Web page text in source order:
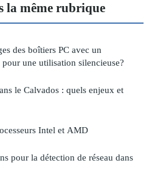
même rubrique
des boîtiers PC avec un
une utilisation silencieuse?
le Calvados : quels enjeux et
Intel et AMD
pour la détection de réseau dans